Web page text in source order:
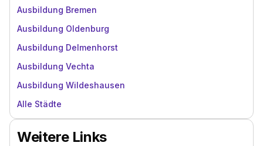
Ausbildung Bremen
Ausbildung Oldenburg
Ausbildung Delmenhorst
Ausbildung Vechta
Ausbildung Wildeshausen
Alle Städte
Weitere Links